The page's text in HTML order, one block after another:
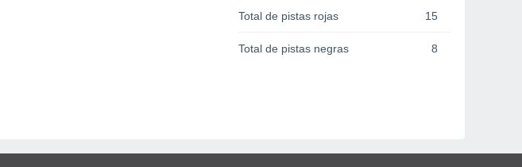
Total de pistas rojas 15
Total de pistas negras 8